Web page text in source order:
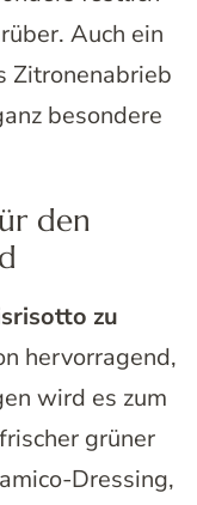
Auch ein
Zitronenabrieb
besondere
den
zu
hervorragend,
wird es zum
grüner
Dressing,